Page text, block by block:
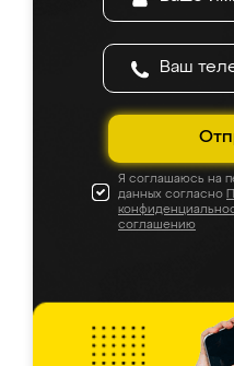
Я соглашаюсь на
данных согласно
соглашению